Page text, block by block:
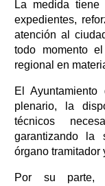
La medida tiene
expedientes,
atención al
todo momento
regional en
El Ayuntamiento
plenario, la
técnicos
garantizando la
órgano tramitador
Por su parte,